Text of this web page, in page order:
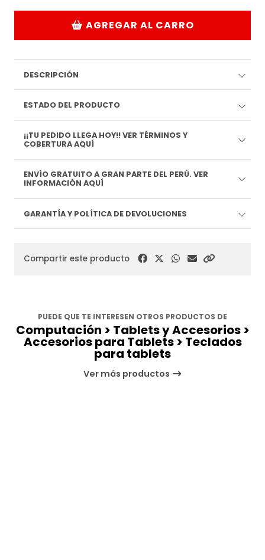
AGREGAR AL CARRO
DESCRIPCIÓN
ESTADO DEL PRODUCTO
¡¡TU PEDIDO LLEGA HOY!! VER TÉRMINOS Y
COBERTURA AQUÍ
ENVÍO GRATUITO A GRAN PARTE DEL PERÚ. VER
INFORMACIÓN AQUÍ
GARANTÍA Y POLÍTICA DE DEVOLUCIONES
Compartir este producto
PUEDE QUE TE INTERESEN OTROS PRODUCTOS DE
Computación > Tablets y Accesorios >
Accesorios para Tablets > Teclados
para tablets
Ver más productos